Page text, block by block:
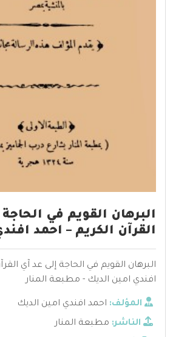
البرهان القويم في
القرآن الكريم – احمد
البرهان القويم في الحاجة إلى عد آي
افندي امين الديك - مطبعة المنار
المؤلف: احمد افندي امين الديك
الناشر: مطبعة المنار